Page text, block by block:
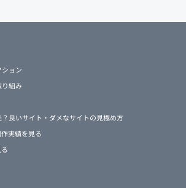
ョン
り組み
良いサイト・ダメなサイトの見極め方
実績を見る